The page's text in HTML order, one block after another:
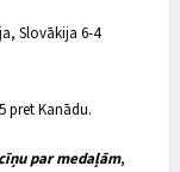
Slovākija 6-4
pret Kanādu.
par medaļām,